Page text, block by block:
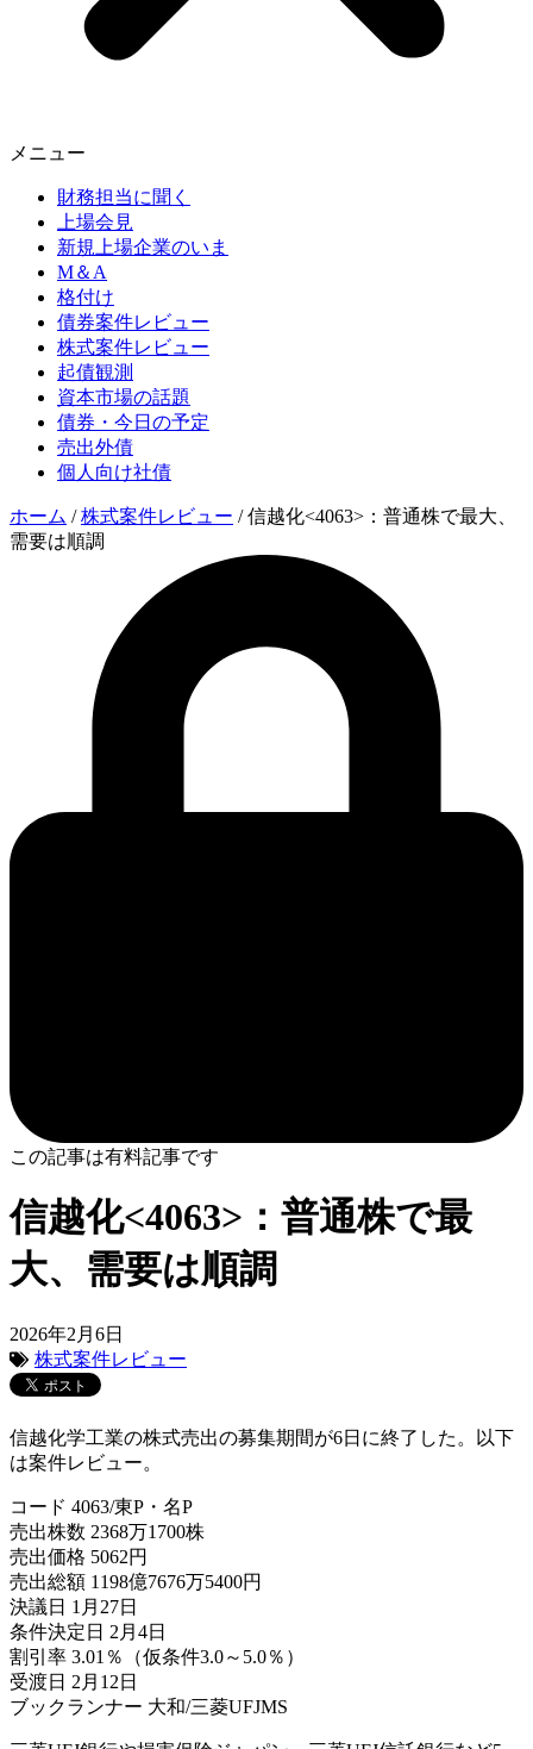
メニュー
財務担当に聞く
上場会見
新規上場企業のいま
M＆A
格付け
債券案件レビュー
株式案件レビュー
起債観測
資本市場の話題
債券・今日の予定
売出外債
個人向け社債
ホーム /株式案件レビュー /信越化<4063>：普通株で最大、
需要は順調
この記事は有料記事です
信越化<4063>：普通株で最
大、需要は順調
2026年2月6日
株式案件レビュー
信越化学工業の株式売出の募集期間が6日に終了した。以下
は案件レビュー。
コード 4063/東P・名P
売出株数 2368万1700株
売出価格 5062円
売出総額 1198億7676万5400円
決議日 1月27日
条件決定日 2月4日
割引率 3.01％（仮条件3.0～5.0％）
受渡日 2月12日
ブックランナー 大和/三菱UFJMS